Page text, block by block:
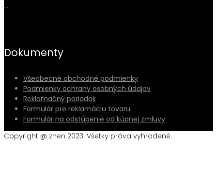
…
Dokumenty
Všeobecné obchodné podmienky
Podmienky ochrany osobných údajov
Reklamačný poriadok
Formulár pre reklamáciu tovaru
Formulár na odstúpenie od kúpnej zmluvy
Copyright @ zhen 2023. Všetky práva vyhradené.